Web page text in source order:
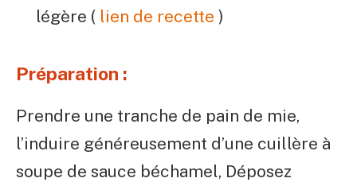
légère ( lien de recette )
Préparation :
Prendre une tranche de pain de mie,
l’induire généreusement d’une cuillère à
soupe de sauce béchamel, Déposez